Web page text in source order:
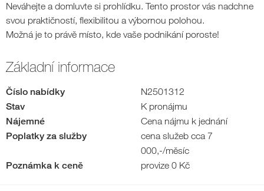
Neváhejte a domluvte si prohlídku. Tento prostor vás nadchne
svou praktičností, flexibilitou a výbornou polohou.
Možná je to právě místo, kde vaše podnikání poroste!
Základní informace
Číslo nabídky
N2501312
Stav
K pronájmu
Nájemné
Cena nájmu k jednání
Poplatky za služby
cena služeb cca 7
000,-/měsíc
Poznámka k ceně
provize 0 Kč